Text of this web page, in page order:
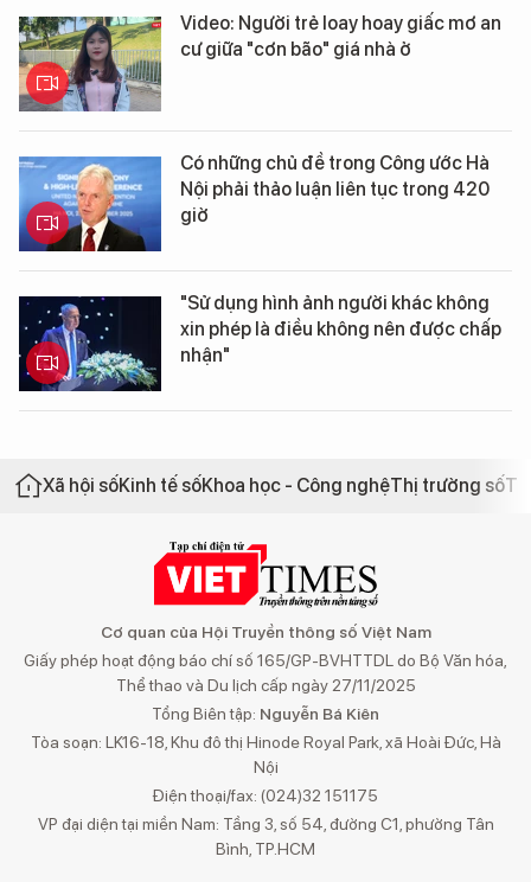
Video: Người trẻ loay hoay giấc mơ an
cư giữa "cơn bão" giá nhà ở
Có những chủ đề trong Công ước Hà
Nội phải thảo luận liên tục trong 420
giờ
"Sử dụng hình ảnh người khác không
xin phép là điều không nên được chấp
nhận"
Xã hội sốKinh tế sốKhoa học - Công nghệThị trường số
Cơ quan của Hội Truyền thông số Việt Nam
Giấy phép hoạt động báo chí số 165/GP-BVHTTDL do Bộ Văn hóa,
Thể thao và Du lịch cấp ngày 27/11/2025
Tổng Biên tập: Nguyễn Bá Kiên
Tòa soạn: LK16-18, Khu đô thị Hinode Royal Park, xã Hoài Đức, Hà
Nội
Điện thoại/fax: (024)32 151175
VP đại diện tại miền Nam: Tầng 3, số 54, đường C1, phường Tân
Bình, TP.HCM